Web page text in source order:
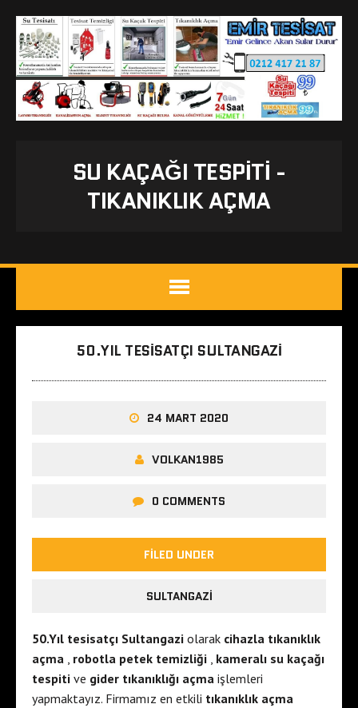
SU KAÇAĞI TESPITI -
TIKANIKLIK AÇMA
50.YIL TESISATÇI SULTANGAZI
24 MART 2020
VOLKAN1985
0 COMMENTS
FILED UNDER
SULTANGAZI
50.Yıl tesisatçı Sultangazi olarak cihazla tıkanıklık
açma , robotla petek temizliği , kameralı su kaçağı
tespiti ve gider tıkanıklığı açma işlemleri
yapmaktayız. Firmamız en etkili tıkanıklık açma